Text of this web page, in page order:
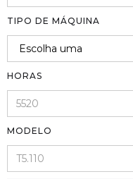
TIPO DE MÁQUINA
HORAS
MODELO